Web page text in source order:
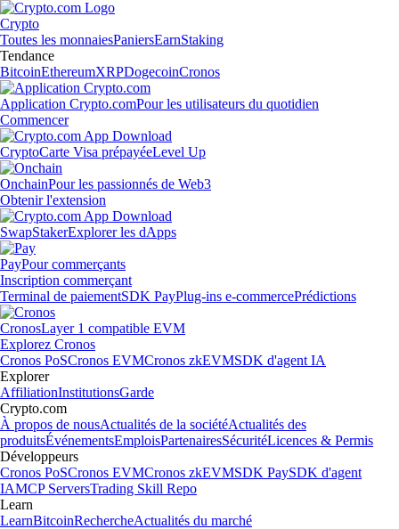
Crypto
Toutes les monnaiesPaniersEarnStaking
Tendance
BitcoinEthereumXRPDogecoinCronos
Application Crypto.comPour les utilisateurs du quotidien
Commencer
CryptoCarte Visa prépayéeLevel Up
OnchainPour les passionnés de Web3
Obtenir l'extension
SwapStakerExplorer les dApps
PayPour commerçants
Inscription commerçant
Terminal de paiementSDK PayPlug-ins e-commercePrédictions
CronosLayer 1 compatible EVM
Explorez Cronos
Cronos PoSCronos EVMCronos zkEVMSDK d'agent IA
Explorer
AffiliationInstitutionsGarde
Crypto.com
À propos de nousActualités de la sociétéActualités des
produitsÉvénementsEmploisPartenairesSécuritéLicences & Permis
Développeurs
Cronos PoSCronos EVMCronos zkEVMSDK PaySDK d'agent
IAMCP ServersTrading Skill Repo
Learn
LearnBitcoinRechercheActualités du marché